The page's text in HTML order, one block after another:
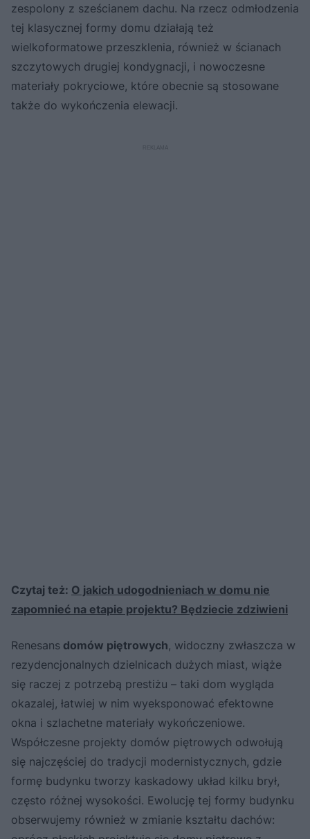
zespolony z sześcianem dachu. Na rzecz odmłodzenia
tej klasycznej formy domu działają też
wielkoformatowe przeszklenia, również w ścianach
szczytowych drugiej kondygnacji, i nowoczesne
materiały pokryciowe, które obecnie są stosowane
także do wykończenia elewacji.
Czytaj też: O jakich udogodnieniach w domu nie
zapomnieć na etapie projektu? Będziecie zdziwieni
Renesans domów piętrowych, widoczny zwłaszcza w
rezydencjonalnych dzielnicach dużych miast, wiąże
się raczej z potrzebą prestiżu – taki dom wygląda
okazalej, łatwiej w nim wyeksponować efektowne
okna i szlachetne materiały wykończeniowe.
Współczesne projekty domów piętrowych odwołują
się najczęściej do tradycji modernistycznych, gdzie
formę budynku tworzy kaskadowy układ kilku brył,
często różnej wysokości. Ewolucję tej formy budynku
obserwujemy również w zmianie kształtu dachów: